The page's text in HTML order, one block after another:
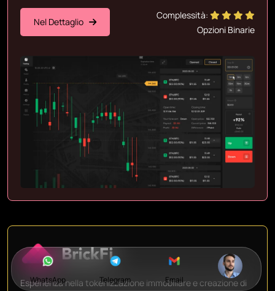
Nel Dettaglio
Complessità:
Opzioni Binarie
Esperienza nella tokenizzazione immobiliare e creazione di
WhatsApp Telegram Email